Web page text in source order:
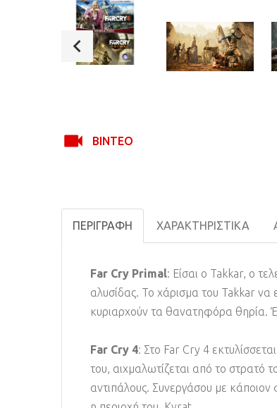
ΒΊΝΤΕΟ
ΠΕΡΙΓΡΑΦΉ ΧΑΡΑΚΤΗΡΙΣΤΙΚΆ
Far Cry Primal: Είσαι ο Takkar, ο
αλυσίδας. Το χάρισμα του Takkar να
κυριαρχούν τα θανατηφόρα θηρία.
Far Cry 4: Στο Far Cry 4
του, αιχμαλωτίζεται από το στρατό
αντιπάλους. Συνεργάσου με